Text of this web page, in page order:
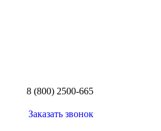
8 (800) 2500-665
Заказать звонок